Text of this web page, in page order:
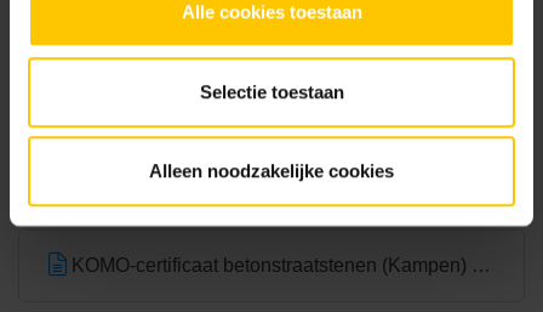
Alle cookies toestaan
Selectie toestaan
Alleen noodzakelijke cookies
KOMO-certificaat betonstraatsteen (Aalst) K2021
KOMO-certificaat betonstraatstenen (Kampen) K2304